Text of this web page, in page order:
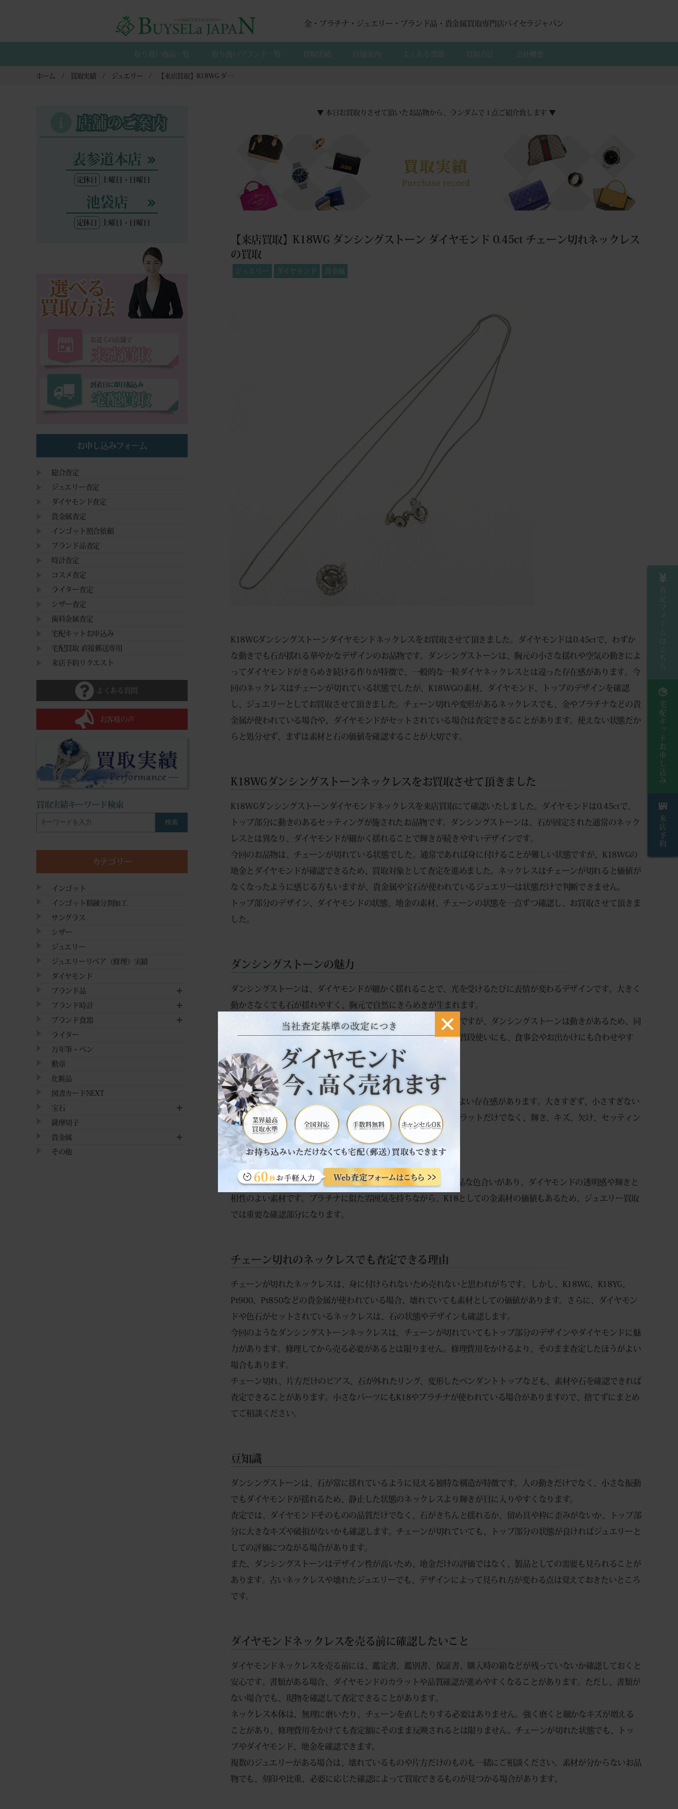
金・プラチナ・ジュエリー・ブランド品・貴金属買取専門店バイセラジャパン
取り扱い商品一覧 取り扱いブランド一覧 買取実績 店舗案内 よくある質間 買取方法 会社概要
ホーム 買取実績 ジュエリー 【来店買取】K18WG ダンシングストーン ダイヤモンド 0.45ct チェーン切れネックレスの買取
▼ 本日お買取りさせて頂いたお品物から、ランダムで１点ご紹介致します ▼
【来店買取】K18WG ダンシングストーン ダイヤモンド 0.45ct チェーン切れネックレス
の買取
ジュエリー ダイヤモンド 貴金属
K18WGダンシングストーンダイヤモンドネックレスをお買取させて頂きました。ダイヤモンドは0.45ctで、わずか
な動きでも石が揺れる華やかなデザインのお品物です。ダンシングストーンは、胸元の小さな揺れや空気の動きによ
ってダイヤモンドがきらめき続ける作りが特徴で、一般的な一粒ダイヤネックレスとは違った存在感があります。今
回のネックレスはチェーンが切れている状態でしたが、K18WGの素材、ダイヤモンド、トップのデザインを確認
し、ジュエリーとしてお買取させて頂きました。チェーン切れや変形があるネックレスでも、金やプラチナなどの貴
金属が使われている場合や、ダイヤモンドがセットされている場合は査定できることがあります。使えない状態だか
らと処分せず、まずは素材と石の価値を確認することが大切です。
K18WGダンシングストーンネックレスをお買取させて頂きました
K18WGダンシングストーンダイヤモンドネックレスを来店買取にて確認いたしました。ダイヤモンドは0.45ctで、
トップ部分に動きのあるセッティングが施されたお品物です。ダンシングストーンは、石が固定された通常のネック
レスとは異なり、ダイヤモンドが細かく揺れることで輝きが続きやすいデザインです。
今回のお品物は、チェーンが切れている状態でした。通常であれば身に付けることが難しい状態ですが、K18WGの
地金とダイヤモンドが確認できるため、買取対象として査定を進めました。ネックレスはチェーンが切れると価値が
なくなったように感じる方もいますが、貴金属や宝石が使われているジュエリーは状態だけで判断できません。
トップ部分のデザイン、ダイヤモンドの状態、地金の素材、チェーンの状態を一点ずつ確認し、お買取させて頂きま
した。
ダンシングストーンの魅力
ダンシングストーンは、ダイヤモンドが細かく揺れることで、光を受けるたびに表情が変わるデザインです。大きく
動かさなくても石が揺れやすく、胸元で自然にきらめきが生まれます。
ダイヤモンドネックレスは、一粒石のシンプルなデザインが定番ですが、ダンシングストーンは動きがあるため、同
じカラット数でも見た目に華やかさを感じやすい点が特徴です。普段使いにも、食事会やお出かけにも合わせやす
く、中古市場でも需要が見込めるジュエリーです。
0.45ctダイヤモンドの存在感
0.45ctのダイヤモンドは、ネックレスとして身に付けた時にほどよい存在感があります。大きすぎず、小さすぎない
印象で、日常使いにも取り入れやすいサイズです。査定では、カラットだけでなく、輝き、キズ、欠け、セッティン
グの状態なども確認します。
K18WGの上品な色合い
K18WGは、金の含有率が75％のホワイトゴールドです。白く上品な色合いがあり、ダイヤモンドの透明感や輝きと
相性のよい素材です。プラチナに似た雰囲気を持ちながら、K18としての金素材の価値もあるため、ジュエリー買取
では重要な確認部分になります。
チェーン切れのネックレスでも査定できる理由
チェーンが切れたネックレスは、身に付けられないため売れないと思われがちです。しかし、K18WG、K18YG、
Pt900、Pt850などの貴金属が使われている場合、壊れていても素材としての価値があります。さらに、ダイヤモン
ドや色石がセットされているネックレスは、石の状態やデザインも確認します。
今回のようなダンシングストーンネックレスは、チェーンが切れていてもトップ部分のデザインやダイヤモンドに魅
力があります。修理してから売る必要があるとは限りません。修理費用をかけるより、そのまま査定したほうがよい
場合もあります。
チェーン切れ、片方だけのピアス、石が外れたリング、変形したペンダントトップなども、素材や石を確認できれば
査定できることがあります。小さなパーツにもK18やプラチナが使われている場合がありますので、捨てずにまとめ
てご相談ください。
豆知識
ダンシングストーンは、石が常に揺れているように見える独特な構造が特徴です。人の動きだけでなく、小さな振動
でもダイヤモンドが揺れるため、静止した状態のネックレスより輝きが目に入りやすくなります。
査定では、ダイヤモンドそのものの品質だけでなく、石がきちんと揺れるか、留め具や枠に歪みがないか、トップ部
分に大きなキズや破損がないかも確認します。チェーンが切れていても、トップ部分の状態が良ければジュエリーと
しての評価につながる場合があります。
また、ダンシングストーンはデザイン性が高いため、地金だけの評価ではなく、製品としての需要も見られることが
あります。古いネックレスや壊れたジュエリーでも、デザインによって見られ方が変わる点は覚えておきたいところ
です。
ダイヤモンドネックレスを売る前に確認したいこと
ダイヤモンドネックレスを売る前には、鑑定書、鑑別書、保証書、購入時の箱などが残っていないか確認しておくと
安心です。書類がある場合、ダイヤモンドのカラットや品質確認が進めやすくなることがあります。ただし、書類が
ない場合でも、現物を確認して査定できることがあります。
ネックレス本体は、無理に磨いたり、チェーンを直したりする必要はありません。強く磨くと細かなキズが増える
ことがあり、修理費用をかけても査定額にそのまま反映されるとは限りません。チェーンが切れた状態でも、トッ
プやダイヤモンド、地金を確認できます。
複数のジュエリーがある場合は、壊れているものや片方だけのものも一緒にご相談ください。素材が分からないお品
物でも、刻印や比重、必要に応じた確認によって買取できるものが見つかる場合があります。
店舗のご案内
表参道本店
定休日 土曜日・日曜日
池袋店
定休日 土曜日・日曜日
選べる
買取方法
お近くの店舗で
到着日に即日振込み
宅配買取
お申し込みフォーム
総合査定
ジュエリー査定
ダイヤモンド査定
貴金属査定
インゴット照合依頼
ブランド品査定
時計査定
コスメ査定
ライター査定
シザー査定
歯科金属査定
宅配キットお申込み
宅配買取 直接郵送専用
来店予約リクエスト
よくある質問
お客様の声
買取実績キーワード検索
検索
カテゴリー
インゴット
インゴット精錬分割加工
サングラス
シザー
ジュエリー
ジュエリーリペア（修理）実績
ダイヤモンド
ブランド品 ✛
ブランド時計 ✛
ブランド食器 ✛
ライター
万年筆・ペン
勲章
化粧品
図書カードNEXT
宝石 ✛
薩摩切子
貴金属 ✛
その他
査定フォームはこちら
宅配キットお申し込み
来店予約